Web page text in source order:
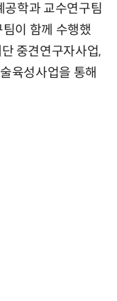
공학과 교수연구팀
이 함께 수행했
중견연구자사업,
육성사업을 통해